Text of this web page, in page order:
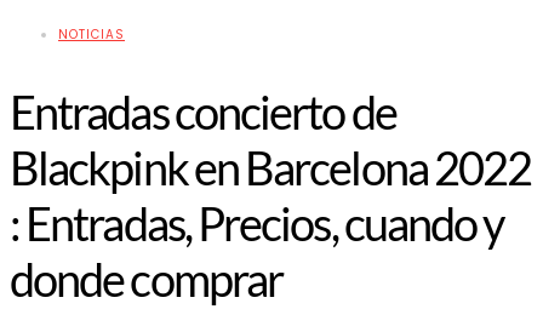
NOTICIAS
Entradas concierto de
Blackpink en Barcelona 2022
: Entradas, Precios, cuando y
donde comprar